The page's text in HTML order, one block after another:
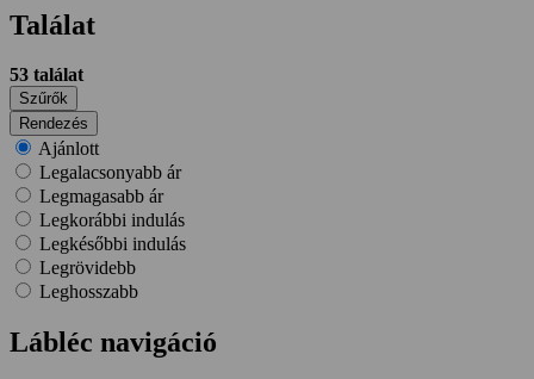
Találat
53 találat
Szűrők
Rendezés
Ajánlott
Legalacsonyabb ár
Legmagasabb ár
Legkorábbi indulás
Legkésőbbi indulás
Legrövidebb
Leghosszabb
Lábléc navigáció